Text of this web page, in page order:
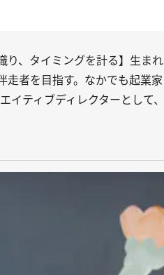
り、タイミングを計る】生まれ
走者を目指す。なかでも起業家
ティブディレクターとして、